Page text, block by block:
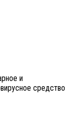
и
средство